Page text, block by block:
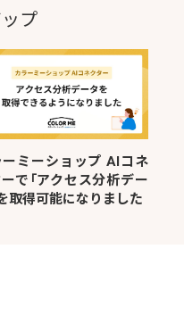
プ
ーミーショップ AIコネ
で「アクセス分析デー
取得可能になりました